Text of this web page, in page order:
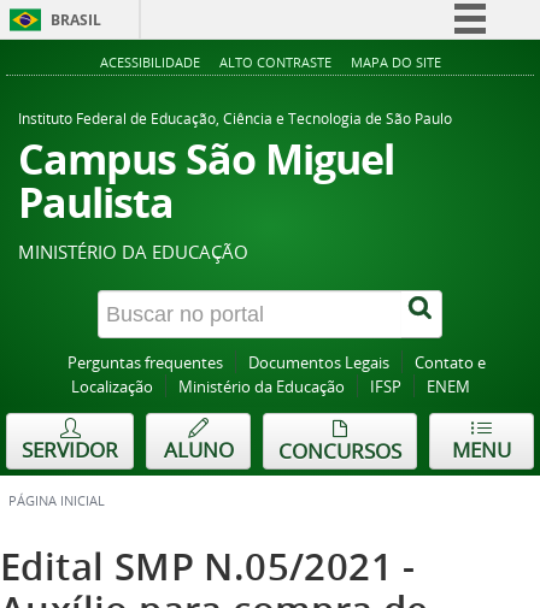
BRASIL
Simplifique!
Acesso à informação
ACESSIBILIDADE ALTO CONTRASTE MAPA DO SITE
Instituto Federal de Educação, Ciência e Tecnologia de São Paulo
Campus São Miguel
Paulista
MINISTÉRIO DA EDUCAÇÃO
Perguntas frequentes Documentos Legais
Contato e
Localização
Ministério da Educação IFSP ENEM
PÁGINA INICIAL
SERVIDOR ALUNO CONCURSOS MENU
Edital SMP N.05/2021 -